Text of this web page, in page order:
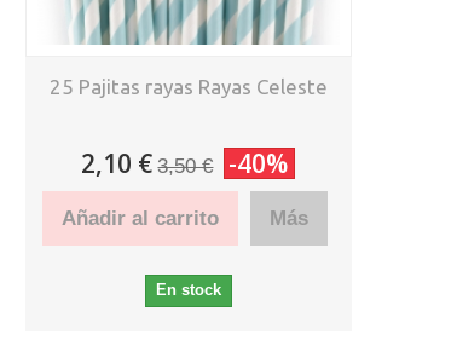
25 Pajitas rayas Rayas Celeste
2,10 € 3,50 € -40%
Añadir al carrito Más
En stock